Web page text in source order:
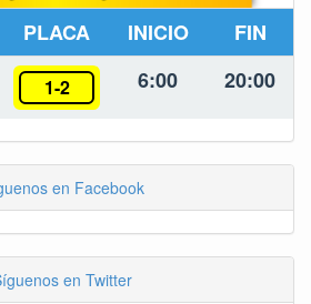
PLACA INICIO FIN
1-2 6:00 20:00
en Facebook
en Twitter